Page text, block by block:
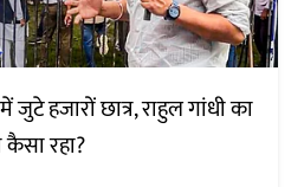
जुटे हजारों छात्र, राहुल गांधी का
कैसा रहा?